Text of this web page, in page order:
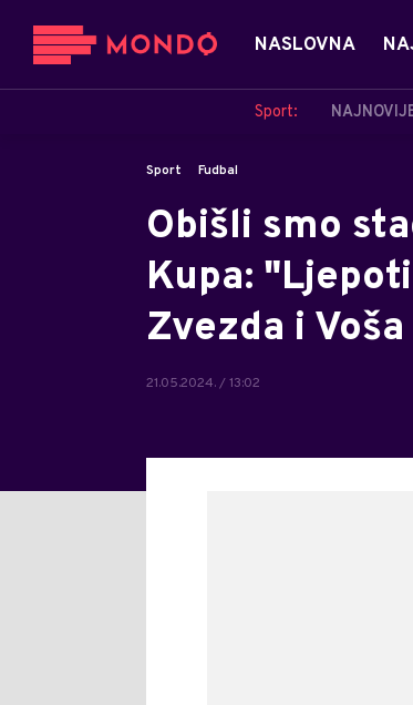
NASLOVNA
Sport:
Sport Fudbal
Obišli smo
Kupa:
Zvezda i
21.05.2024. / 13:02